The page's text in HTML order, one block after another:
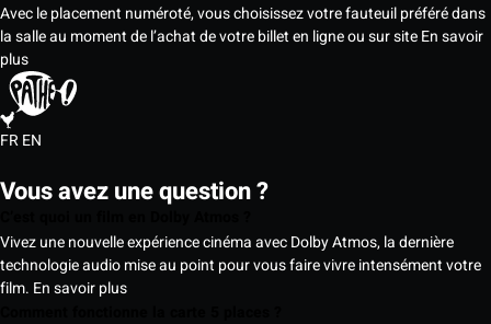
Avec le placement numéroté, vous choisissez votre fauteuil préféré dans
la salle au moment de l’achat de votre billet en ligne ou sur siteEn savoir
plus
FREN
Vous avez une question ?
Vivez une nouvelle expérience cinéma avec Dolby Atmos, la dernière
technologie audio mise au point pour vous faire vivre intensément votre
film. En savoir plus